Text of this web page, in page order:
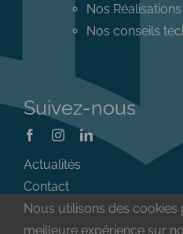
Nos Réalisations
Nos conseils
Suivez-nous
Actualités
Contact
Nous utilisons des
meilleure expérience sur